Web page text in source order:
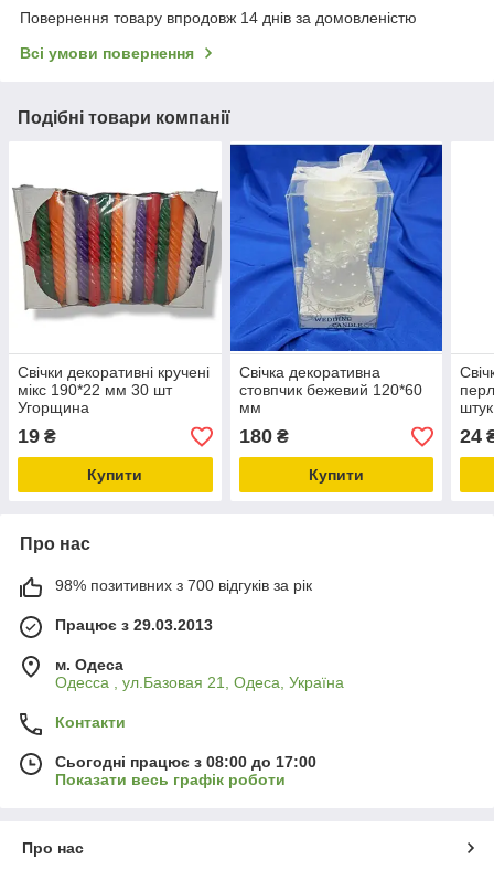
Повернення товару впродовж 14 днів за домовленістю
Всі умови повернення
Подібні товари компанії
Свічки декоративні кручені
мікс 190*22 мм 30 шт
Угорщина
19 ₴
Купити
Свічка декоративна
стовпчик бежевий 120*60
мм
180₴
Купити
штук
24
Про нас
98% позитивних з 700 відгуків за рік
Працює з 29.03.2013
м. Одеса
Одесса , ул.Базовая 21, Одеса, Україна
Контакти
Сьогодні працює з 08:00 до 17:00
Показати весь графік роботи
Про нас